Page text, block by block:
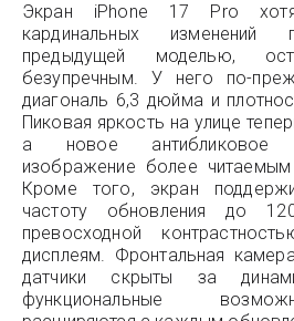
Экран iPhone 17 Pro
кардинальных
предыдущей моделью,
безупречным. У него по-
диагональ 6,3 дюйма и
Пиковая яркость на улице
а новое антибликовое
изображение более
Кроме того, экран
частоту обновления до
превосходной
дисплеям. Фронтальная
датчики скрыты за
функциональные